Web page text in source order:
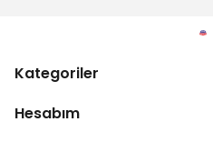
Kategoriler
Hesabım